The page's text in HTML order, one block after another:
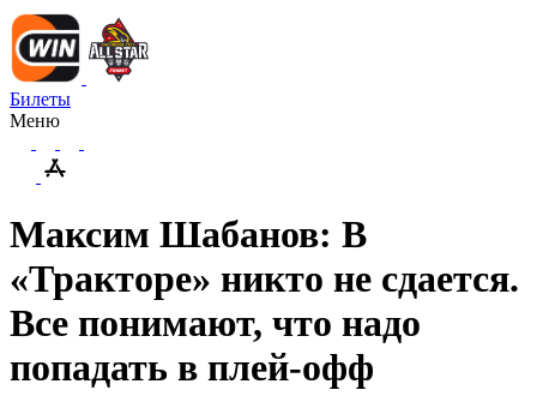
Билеты
Меню
Максим Шабанов: В
«Тракторе» никто не сдается.
Все понимают, что надо
попадать в плей-офф